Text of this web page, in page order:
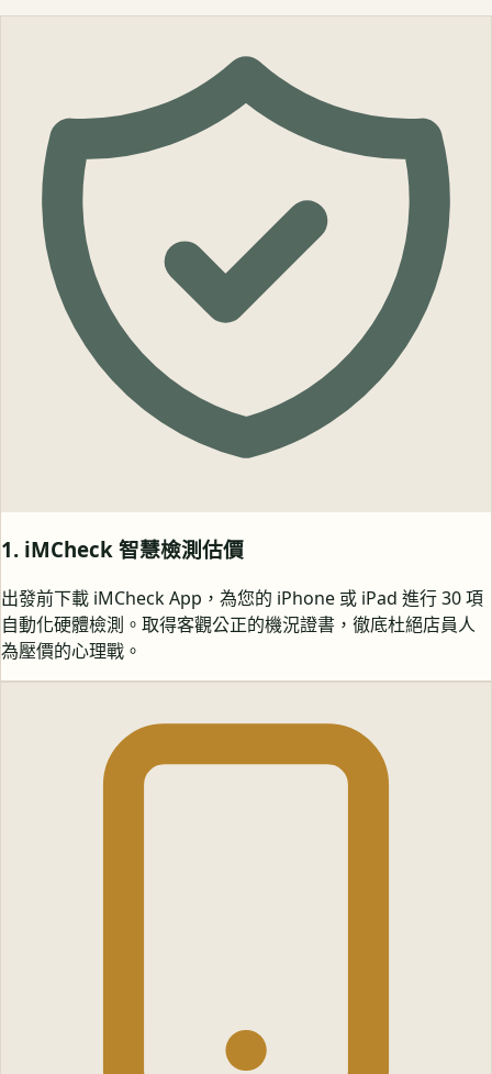
1. iMCheck 智慧檢測估價
出發前下載 iMCheck App，為您的 iPhone 或 iPad 進行 30 項
自動化硬體檢測。取得客觀公正的機況證書，徹底杜絕店員人
為壓價的心理戰。